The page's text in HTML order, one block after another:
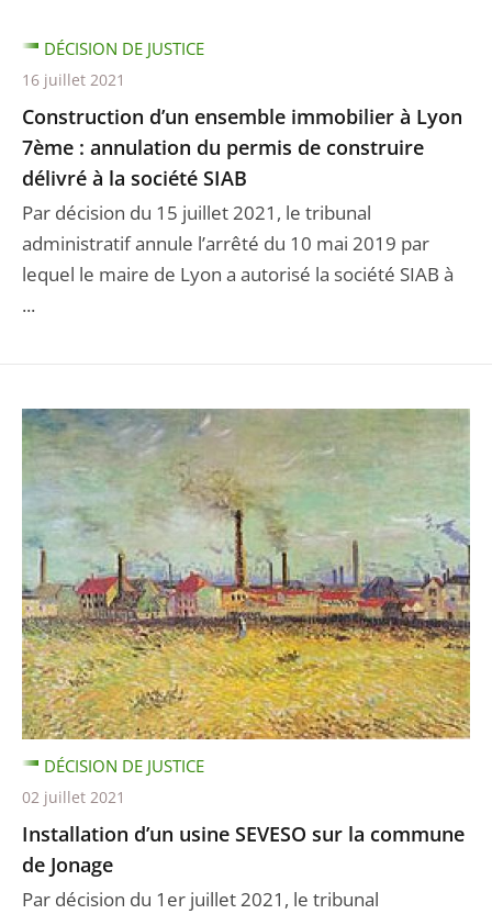
Construction d’un ensemble immobilier à Lyon
7ème : annulation du permis de construire
délivré à la société SIAB
Par décision du 15 juillet 2021, le tribunal
administratif annule l’arrêté du 10 mai 2019 par
lequel le maire de Lyon a autorisé la société SIAB à
...
DÉCISION DE JUSTICE
16 juillet 2021
Installation d’un usine SEVESO sur la commune
de Jonage
Par décision du 1er juillet 2021, le tribunal
DÉCISION DE JUSTICE
02 juillet 2021